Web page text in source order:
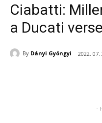
Ciabatti:
a Ducati
By Dányi Gyöngyi 2022. 07.
-